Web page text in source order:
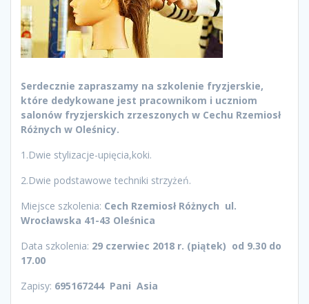
Serdecznie zapraszamy na szkolenie fryzjerskie,
które dedykowane jest pracownikom i uczniom
salonów fryzjerskich zrzeszonych w Cechu Rzemiosł
Różnych w Oleśnicy.
1.Dwie stylizacje-upięcia,koki.
2.Dwie podstawowe techniki strzyżeń.
Miejsce szkolenia: Cech Rzemiosł Różnych ul.
Wrocławska 41-43 Oleśnica
Data szkolenia: 29 czerwiec 2018 r. (piątek) od 9.30 do
17.00
Zapisy: 695167244 Pani Asia